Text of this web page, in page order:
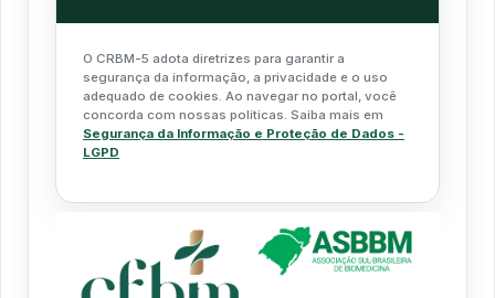
O CRBM-5 adota diretrizes para garantir a
segurança da informação, a privacidade e o uso
adequado de cookies. Ao navegar no portal, você
concorda com nossas políticas. Saiba mais em
Segurança da Informação e Proteção de Dados -
LGPD